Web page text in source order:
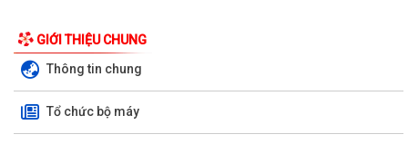
GIỚI THIỆU CHUNG
Thông tin chung
Tổ chức bộ máy
nền tảng tư tưởng của Đảng năm...